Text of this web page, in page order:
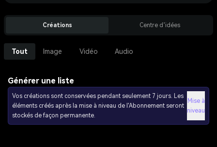
Créations Centre d’idées
Tout Image Vidéo Audio
Générer une liste
Vos créations sont conservées pendant seulement 7 jours. Les
éléments créés après la mise à niveau de l'Abonnement seront
stockés de façon permanente.
Mise à
niveau